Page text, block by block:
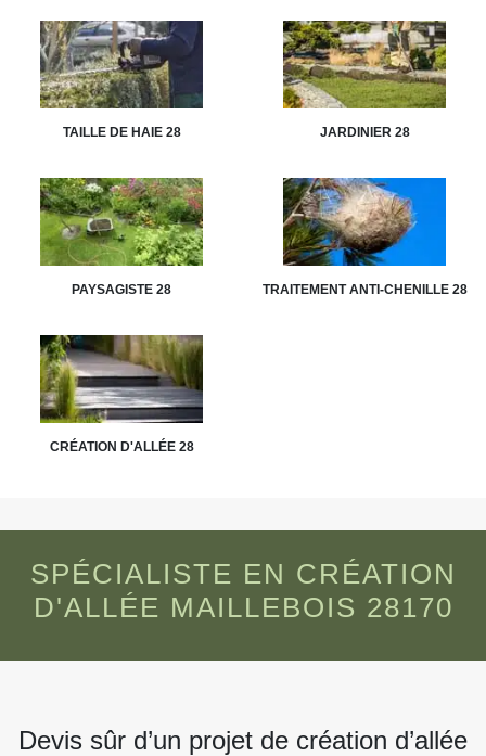
TAILLE DE HAIE 28 JARDINIER 28
PAYSAGISTE 28 TRAITEMENT ANTI-CHENILLE 28
CRÉATION D'ALLÉE 28
SPÉCIALISTE EN CRÉATION
D'ALLÉE MAILLEBOIS 28170
Devis sûr d’un projet de création d’allée